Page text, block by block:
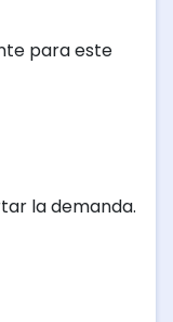
para este
la demanda.